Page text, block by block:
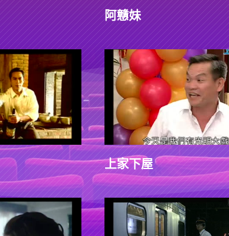
阿戇妹
上家下屋